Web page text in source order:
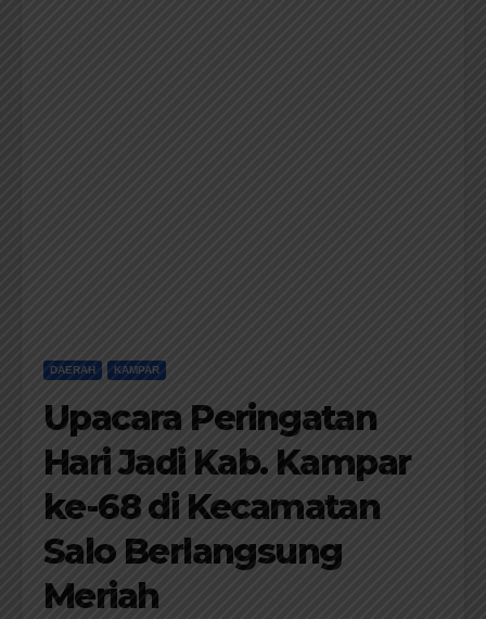
DAERAH KAMPAR
Upacara Peringatan
Hari Jadi Kab. Kampar
ke-68 di Kecamatan
Salo Berlangsung
Meriah